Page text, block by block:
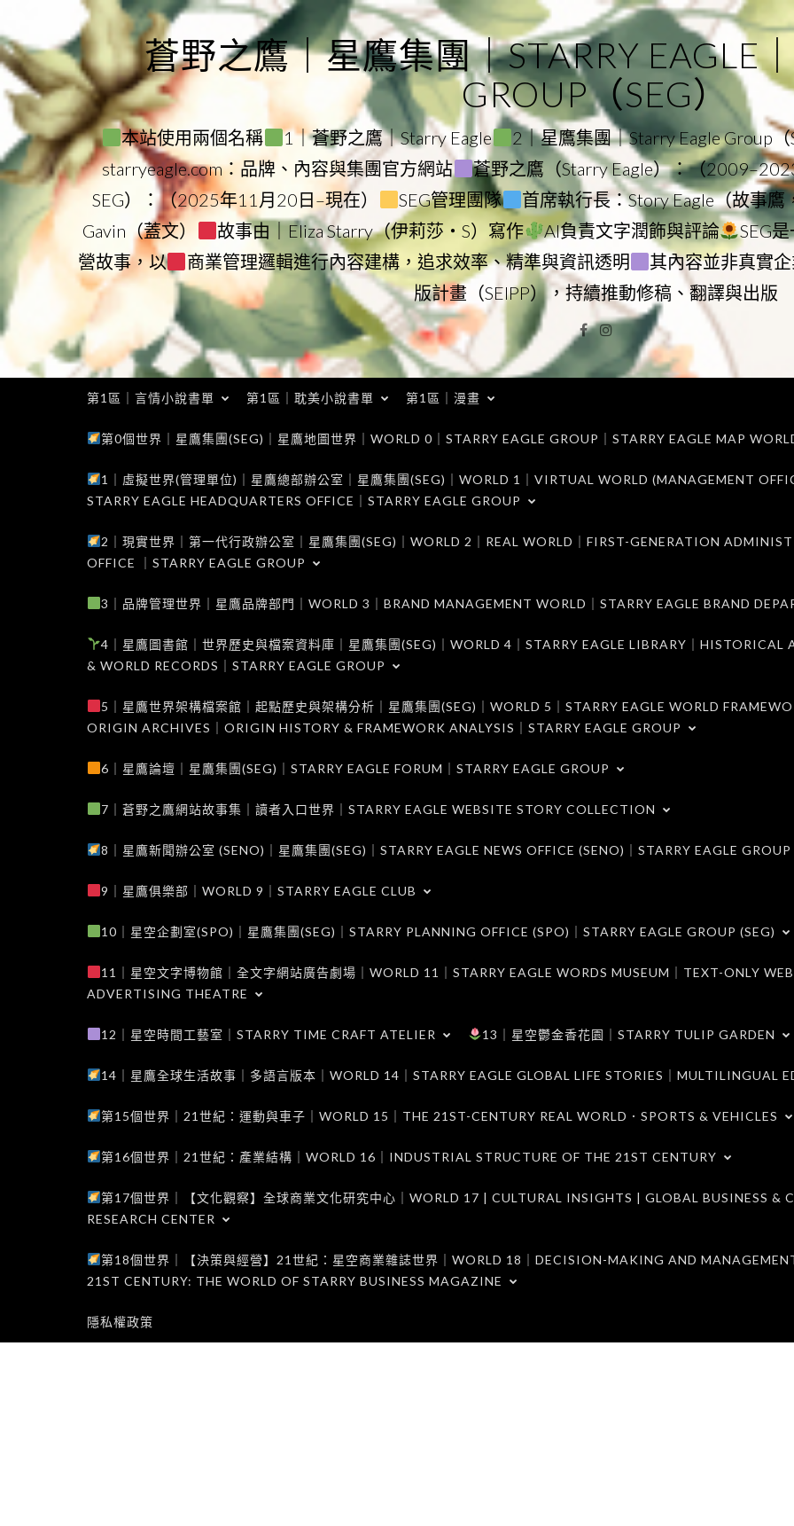
to
content
蒼野之鷹｜星鷹集團｜STARRY EAGLE
GROUP（SEG）
本站使用兩個名稱 1｜蒼野之鷹｜Starry Eagle 2｜星鷹集團｜Starry Eagle Group（
starryeagle.com：品牌、內容與集團官方網站
蒼野之鷹（Starry Eagle）：（
SEG）：（2025年11月20日–現在）
SEG管理團隊 首席執行長：Story Eagle（故事鷹
Gavin（蓋文）
故事由｜Eliza Starry（伊莉莎・S）寫作 AI負責文字潤飾與評論
SEG
營故事，以
商業管理邏輯進行內容建構，追求效率、精準與資訊透明 其內容並非真實
版計畫（SEIPP），持續推動修稿、翻譯與出版
Facebook
Instagram
第1區｜言情小說書單 第1區｜耽美小說書單 第1區｜漫畫
第0個世界｜星鷹集團(SEG)｜星鷹地圖世界｜WORLD 0｜STARRY EAGLE GROUP｜STARRY EAGLE MAP
1｜虛擬世界(管理單位)｜星鷹總部辦公室｜星鷹集團(SEG)｜WORLD 1｜VIRTUAL WORLD (MANAGEMENT
STARRY EAGLE HEADQUARTERS OFFICE｜STARRY EAGLE GROUP
2｜現實世界｜第一代行政辦公室｜星鷹集團(SEG)｜WORLD 2｜REAL WORLD｜FIRST-GENERATION
OFFICE ｜STARRY EAGLE GROUP
3｜品牌管理世界｜星鷹品牌部門｜WORLD 3｜BRAND MANAGEMENT WORLD｜STARRY EAGLE BRAND
4｜星鷹圖書館｜世界歷史與檔案資料庫｜星鷹集團(SEG)｜WORLD 4｜STARRY EAGLE LIBRARY｜HISTORICAL
& WORLD RECORDS｜STARRY EAGLE GROUP
5｜星鷹世界架構檔案館｜起點歷史與架構分析｜星鷹集團(SEG)｜WORLD 5｜STARRY EAGLE WORLD
ORIGIN ARCHIVES｜ORIGIN HISTORY & FRAMEWORK ANALYSIS｜STARRY EAGLE GROUP
6｜星鷹論壇｜星鷹集團(SEG)｜STARRY EAGLE FORUM｜STARRY EAGLE GROUP
7｜蒼野之鷹網站故事集｜讀者入口世界｜STARRY EAGLE WEBSITE STORY COLLECTION
8｜星鷹新聞辦公室 (SENO)｜星鷹集團(SEG)｜STARRY EAGLE NEWS OFFICE (SENO)｜STARRY EAGLE GROUP
9｜星鷹俱樂部｜WORLD 9｜STARRY EAGLE CLUB
10｜星空企劃室(SPO)｜星鷹集團(SEG)｜STARRY PLANNING OFFICE (SPO)｜STARRY EAGLE GROUP (SEG)
11｜星空文字博物館｜全文字網站廣告劇場｜WORLD 11｜STARRY EAGLE WORDS MUSEUM｜TEXT-ONLY
ADVERTISING THEATRE
12｜星空時間工藝室｜STARRY TIME CRAFT ATELIER 13｜星空鬱金香花園｜STARRY TULIP GARDEN
14｜星鷹全球生活故事｜多語言版本｜WORLD 14｜STARRY EAGLE GLOBAL LIFE STORIES｜MULTILINGUAL
第15個世界｜21世紀：運動與車子｜WORLD 15｜THE 21ST-CENTURY REAL WORLD．SPORTS & VEHICLES
第16個世界｜21世紀：產業結構｜WORLD 16｜INDUSTRIAL STRUCTURE OF THE 21ST CENTURY
第17個世界｜【文化觀察】全球商業文化研究中心｜WORLD 17 | CULTURAL INSIGHTS | GLOBAL BUSINESS &
RESEARCH CENTER
第18個世界｜【決策與經營】21世紀：星空商業雜誌世界｜WORLD 18｜DECISION-MAKING AND
21ST CENTURY: THE WORLD OF STARRY BUSINESS MAGAZINE
隱私權政策